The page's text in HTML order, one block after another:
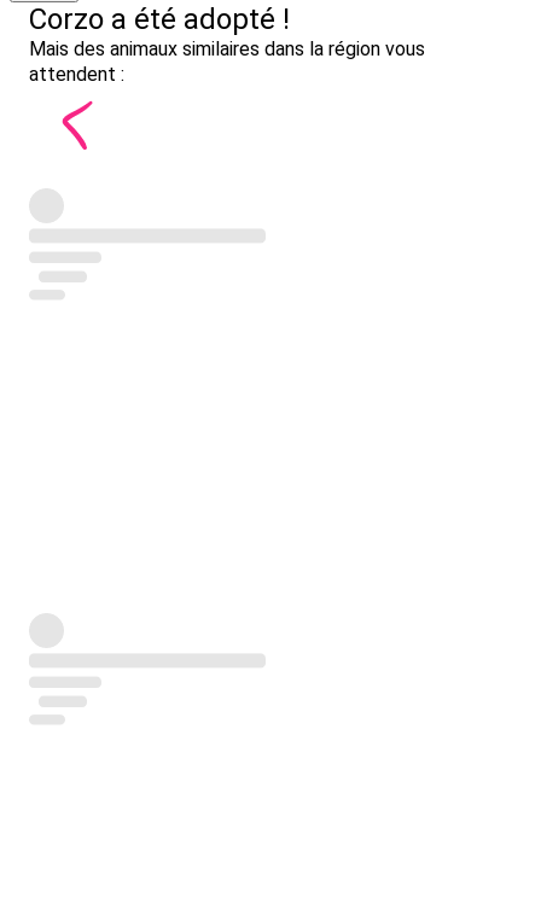
Corzo a été adopté !
Mais des animaux similaires dans la région vous
attendent :